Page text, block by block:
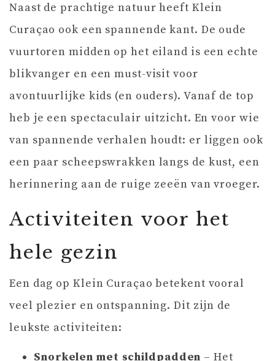
Naast de prachtige natuur heeft Klein
Curaçao ook een spannende kant. De oude
vuurtoren midden op het eiland is een echte
blikvanger en een must-visit voor
avontuurlijke kids (en ouders). Vanaf de top
heb je een spectaculair uitzicht. En voor wie
van spannende verhalen houdt: er liggen ook
een paar scheepswrakken langs de kust, een
herinnering aan de ruige zeeën van vroeger.
Activiteiten voor het
hele gezin
Een dag op Klein Curaçao betekent vooral
veel plezier en ontspanning. Dit zijn de
leukste activiteiten:
Snorkelen met schildpadden – Het